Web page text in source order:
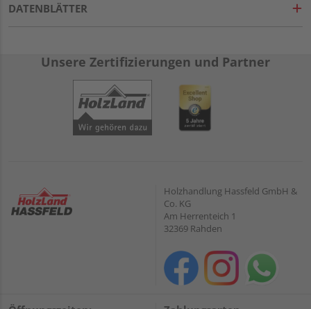
DATENBLÄTTER
Unsere Zertifizierungen und Partner
Holzhandlung Hassfeld GmbH &
Co. KG
Am Herrenteich 1
32369 Rahden